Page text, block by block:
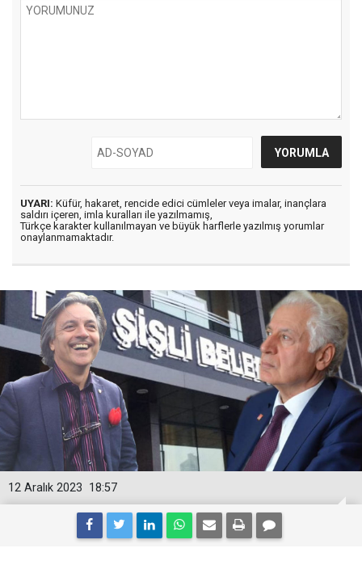
UYARI: Küfür, hakaret, rencide edici cümleler veya imalar, inançlara
saldırı içeren, imla kuralları ile yazılmamış,
Türkçe karakter kullanılmayan ve büyük harflerle yazılmış yorumlar
onaylanmamaktadır.
18:57
12 Aralık 2023